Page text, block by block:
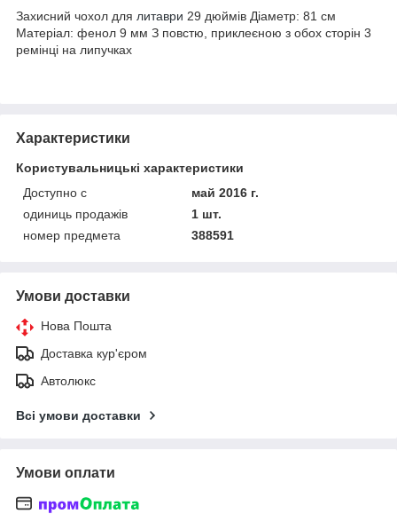
Захисний чохол для литаври 29 дюймів Діаметр: 81 см
Матеріал: фенол 9 мм З повстю, приклеєною з обох сторін 3
ремінці на липучках
Характеристики
Користувальницькі характеристики
Доступно с
май 2016 г.
одиниць продажів
1 шт.
номер предмета
388591
Умови доставки
Нова Пошта
Доставка кур'єром
Автолюкс
Всі умови доставки
Умови оплати